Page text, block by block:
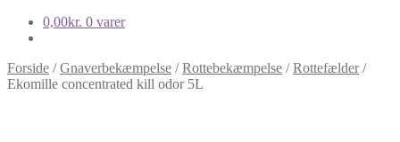
0,00kr. 0 varer
Forside /Gnaverbekæmpelse /Rottebekæmpelse /Rottefælder/
Ekomille concentrated kill odor 5L